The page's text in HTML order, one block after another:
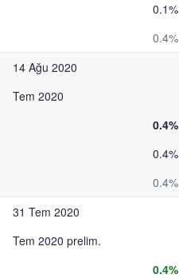
0.1%
0.4%
14 Ağu 2020
Tem 2020
0.4%
0.4%
0.4%
31 Tem 2020
Tem 2020 prelim.
0.4%